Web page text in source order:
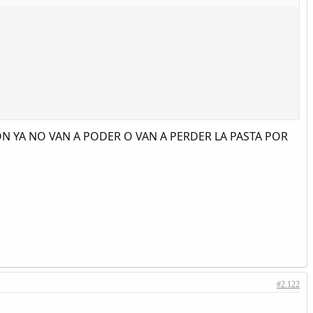
NO VAN A PODER O VAN A PERDER LA PASTA POR
#2.122